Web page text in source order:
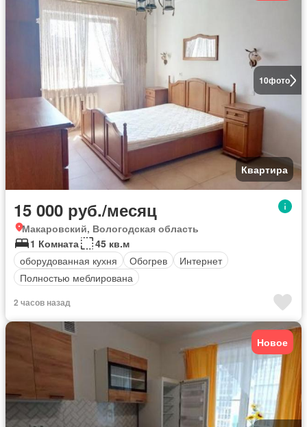
10фото
Квартира
15 000 руб./месяц
Макаровский, Вологодская область
1 Комната
45 кв.м
оборудованная кухня
Обогрев
Интернет
Полностью меблирована
2 часов назад
Новое